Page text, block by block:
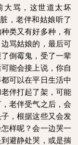
大骂，这世道太坏
，老伴和姑娘听了
类又有好多种，有
骂姑娘的，最后可
倒霉鬼，受了一辈
能会接上说，你自
可以在平日生活中
伴打起了架，可能
老伴受气之后，会
，根据这些又会发
样呢？会一边哭一
避静处哭，或是揣